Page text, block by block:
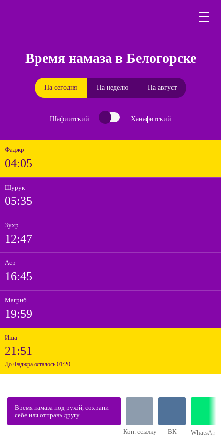
Время намаза в Белогорске
На сегодня На неделю На август
Шафиитский Ханафитский
Фаджр
04:05
Шурук
05:35
Зухр
12:47
Аср
16:45
Магриб
19:59
Иша
21:51
До Фаджра осталось 01:20
Время намаза под рукой, сохрани
себе или отправь другу.
Коп. ссылку ВК WhatsApp